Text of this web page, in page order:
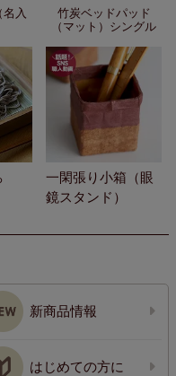
入
竹炭ベッドパッド
（マット）シングル
一閑張り小箱（眼
鏡スタンド）
新商品情報
はじめての方に